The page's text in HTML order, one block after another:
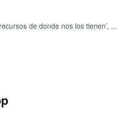
de donde nos los tienen’, ...